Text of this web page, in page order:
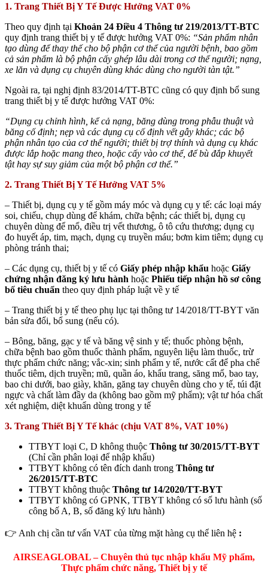
1. Trang Thiết Bị Y Tế Được Hưởng VAT 0%
Theo quy định tại Khoản 24 Điều 4 Thông tư 219/2013/TT-BTC
quy định trang thiết bị y tế được hưởng VAT 0%: “Sản phẩm nhân
tạo dùng để thay thế cho bộ phận cơ thể của người bệnh, bao gồm
cả sản phẩm là bộ phận cấy ghép lâu dài trong cơ thể người; nạng,
xe lăn và dụng cụ chuyên dùng khác dùng cho người tàn tật.”
Ngoài ra, tại nghị định 83/2014/TT-BTC cũng có quy định bổ sung
trang thiết bị y tế được hưởng VAT 0%:
“Dụng cụ chỉnh hình, kể cả nạng, băng dùng trong phẫu thuật và
băng cố định; nẹp và các dụng cụ cố định vết gẫy khác; các bộ
phận nhân tạo của cơ thể người; thiết bị trợ thính và dụng cụ khác
được lắp hoặc mang theo, hoặc cấy vào cơ thể, để bù đắp khuyết
tật hay sự suy giảm của một bộ phận cơ thể.”
2. Trang Thiết Bị Y Tế Hưởng VAT 5%
– Thiết bị, dụng cụ y tế gồm máy móc và dụng cụ y tế: các loại máy
soi, chiếu, chụp dùng để khám, chữa bệnh; các thiết bị, dụng cụ
chuyên dùng để mổ, điều trị vết thương, ô tô cứu thương; dụng cụ
đo huyết áp, tim, mạch, dụng cụ truyền máu; bơm kim tiêm; dụng cụ
phòng tránh thai;
– Các dụng cụ, thiết bị y tế có Giấy phép nhập khẩu hoặc Giấy
chứng nhận đăng ký lưu hành hoặc Phiếu tiếp nhận hồ sơ công
bố tiêu chuẩn theo quy định pháp luật về y tế
– Trang thiết bị y tế theo phụ lục tại thông tư 14/2018/TT-BYT văn
bản sửa đổi, bổ sung (nếu có).
– Bông, băng, gạc y tế và băng vệ sinh y tế; thuốc phòng bệnh,
chữa bệnh bao gồm thuốc thành phẩm, nguyên liệu làm thuốc, trừ
thực phẩm chức năng; vắc-xin; sinh phẩm y tế, nước cất để pha chế
thuốc tiêm, dịch truyền; mũ, quần áo, khẩu trang, săng mổ, bao tay,
bao chi dưới, bao giày, khăn, găng tay chuyên dùng cho y tế, túi đặt
ngực và chất làm đầy da (không bao gồm mỹ phẩm); vật tư hóa chất
xét nghiệm, diệt khuẩn dùng trong y tế
3. Trang Thiết Bị Y Tế khác (chịu VAT 8%, VAT 10%)
TTBYT loại C, D không thuộc Thông tư 30/2015/TT-BYT
(Chỉ cần phân loại để nhập khẩu)
TTBYT không có tên đích danh trong Thông tư
26/2015/TT-BTC
TTBYT không thuộc Thông tư 14/2020/TT-BYT
TTBYT không có GPNK, TTBYT không có số lưu hành (số
công bố A, B, số đăng ký lưu hành)
👉 Anh chị cần tư vấn VAT của từng mặt hàng cụ thể liên hệ :
AIRSEAGLOBAL – Chuyên thủ tục nhập khẩu Mỹ phẩm,
Thực phẩm chức năng, Thiết bị y tế